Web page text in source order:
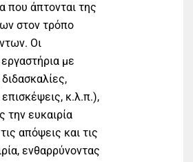
που άπτονται της
στον τρόπο
Οι
με
κ.λ.π.),
την ευκαιρία
απόψεις και τις
ενθαρρύνοντας